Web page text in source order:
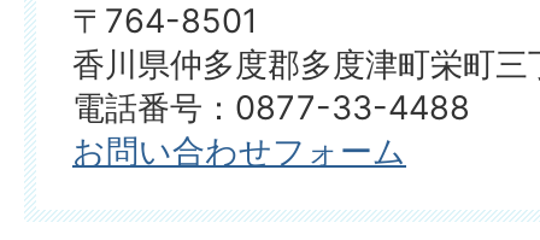
〒764-8501
香川県仲多度郡多度津町栄町
電話番号：0877-33-4488
お問い合わせフォーム